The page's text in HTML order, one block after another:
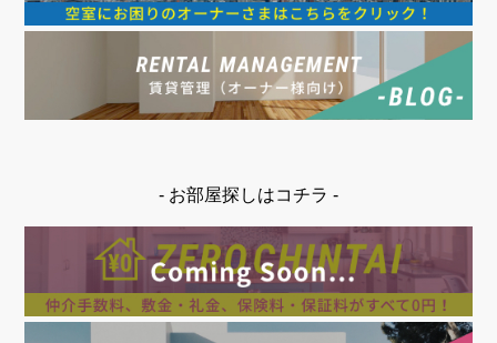
- お部屋探しはコチラ -